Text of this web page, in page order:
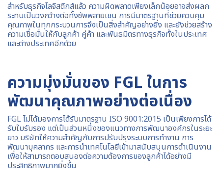
สำหรับธุรกิจโลจิสติกส์แล้ว ความผิดพลาดเพียงเล็กน้อยอาจส่งผลก
ระทบเป็นวงกว้างต่อทั้งซัพพลายเชน การมีมาตรฐานที่ช่วยควบคุม
คุณภาพในทุกกระบวนการจึงเป็นสิ่งสำคัญอย่างยิ่ง และยังช่วยสร้าง
ความเชื่อมั่นให้กับลูกค้า คู่ค้า และพันธมิตรทางธุรกิจทั้งในประเทศ
และต่างประเทศอีกด้วย
ความมุ่งมั่นของ FGL ในการ
พัฒนาคุณภาพอย่างต่อเนื่อง
FGL ไม่ได้มองการได้รับมาตรฐาน ISO 9001:2015 เป็นเพียงการได้
รับใบรับรอง แต่เป็นส่วนหนึ่งของแนวทางการพัฒนาองค์กรในระยะ
ยาว บริษัทให้ความสำคัญกับการปรับปรุงระบบการทำงาน การ
พัฒนาบุคลากร และการนำเทคโนโลยีเข้ามาสนับสนุนการดำเนินงาน
เพื่อให้สามารถตอบสนองต่อความต้องการของลูกค้าได้อย่างมี
ประสิทธิภาพมากยิ่งขึ้น